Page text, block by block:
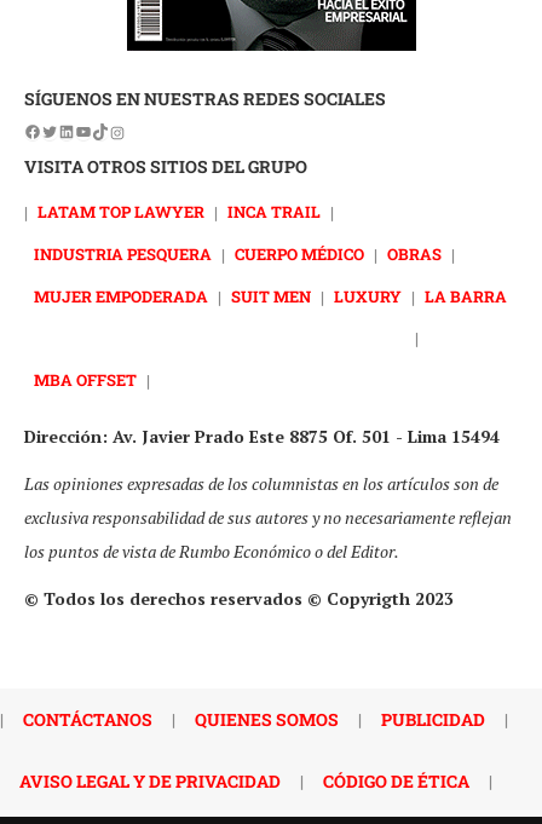
SÍGUENOS EN NUESTRAS REDES SOCIALES
VISITA OTROS SITIOS DEL GRUPO
| LATAM TOP LAWYER | INCA TRAIL |
INDUSTRIA PESQUERA | CUERPO MÉDICO | OBRAS |
MUJER EMPODERADA | SUIT MEN | LUXURY | LA BARRA
|
MBA OFFSET |
Dirección: Av. Javier Prado Este 8875 Of. 501 - Lima 15494
Las opiniones expresadas de los columnistas en los artículos son de
exclusiva responsabilidad de sus autores y no necesariamente reflejan
los puntos de vista de Rumbo Económico o del Editor.
© Todos los derechos reservados © Copyrigth 2023
| CONTÁCTANOS | QUIENES SOMOS | PUBLICIDAD |
AVISO LEGAL Y DE PRIVACIDAD | CÓDIGO DE ÉTICA |